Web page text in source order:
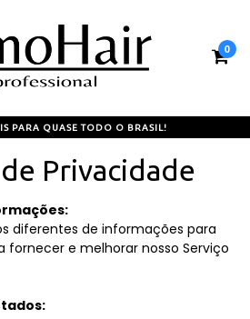
0
PARA QUASE TODO O BRASIL!
Privacidade
diferentes de informações para
fornecer e melhorar nosso Serviço